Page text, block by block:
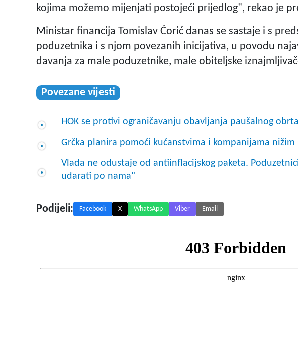
kojima možemo mijenjati postojeći prijedlog", rekao je
Ministar financija Tomislav Ćorić danas se sastaje i s
poduzetnika i s njom povezanih inicijativa, u povodu
davanja za male poduzetnike, male obiteljske
Povezane vijesti
HOK se protivi ograničavanju obavljanja paušalnog obrta
Grčka planira pomoći kućanstvima i kompanijama
Vlada ne odustaje od antiinflacijskog paketa.
udarati po nama"
Podijeli: Facebook X WhatsApp Viber Email